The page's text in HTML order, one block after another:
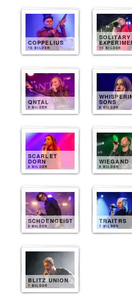
COPPELIUS
10 BILDER
SOLITARY
10 BILDER
QNTAL
9 BILDER
SONS
8 BILDER
SCARLET
DORN
8 BILDER
WIEGAND
8 BILDER
SCHOENGEIST
8 BILDER
TRAITRS
7 BILDER
BLITZ UNION
7 BILDER